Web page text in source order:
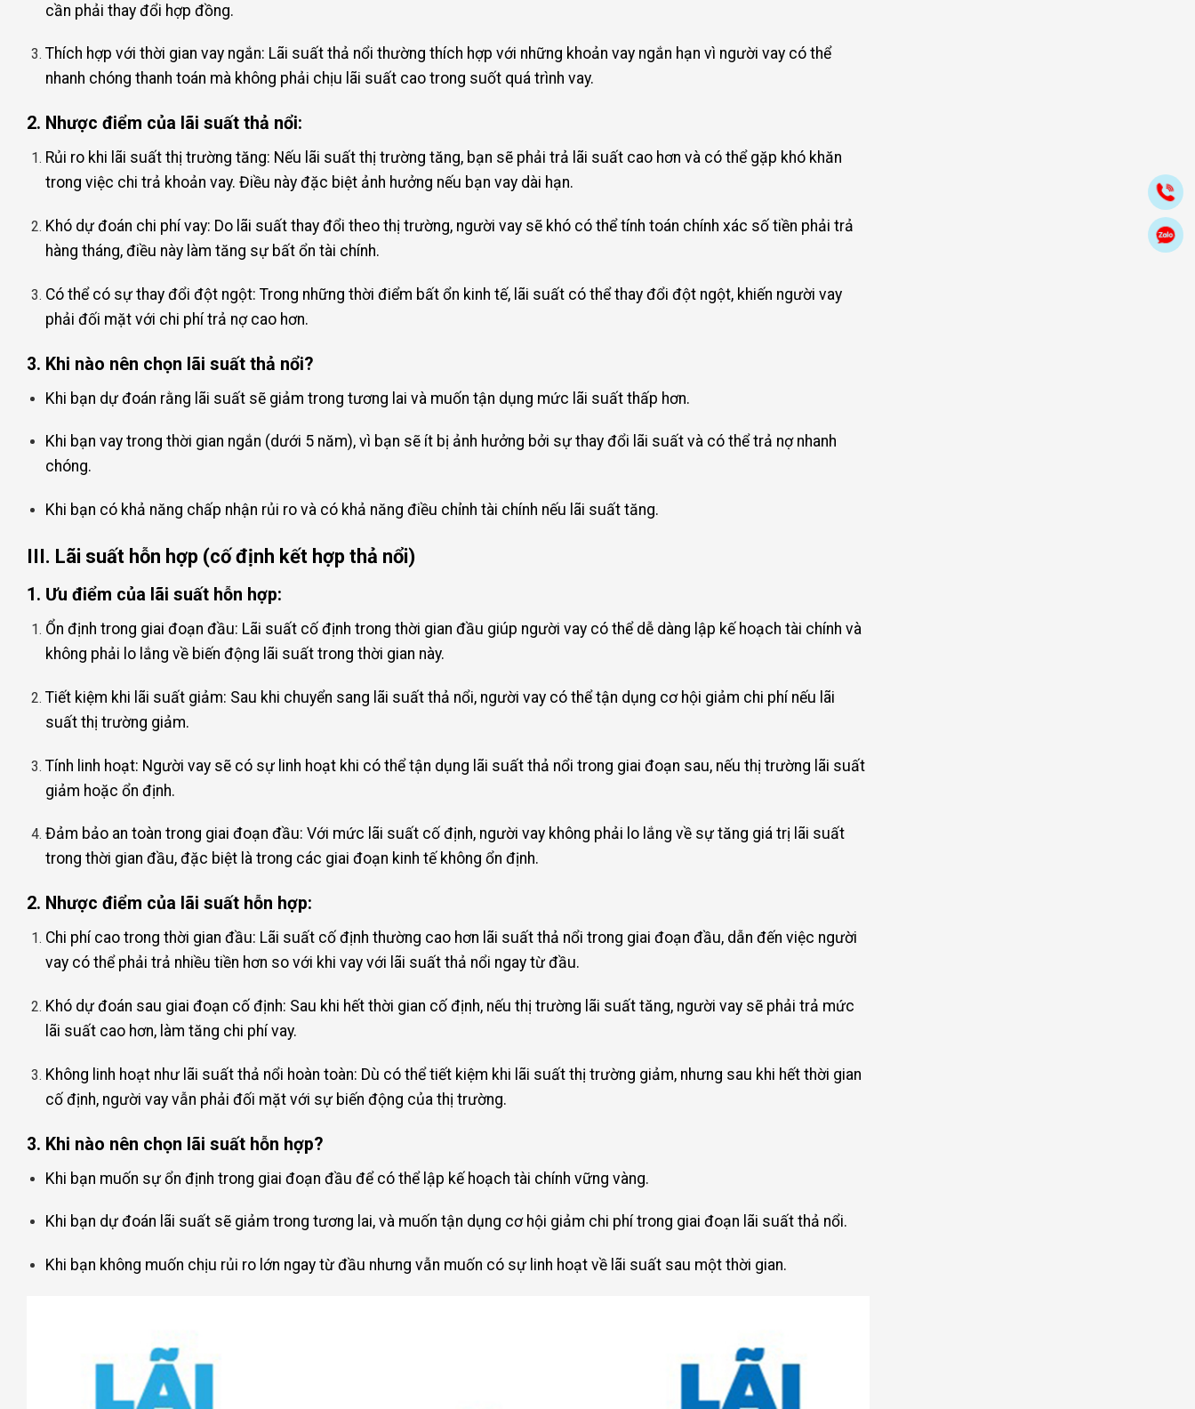
cần phải thay đổi hợp đồng.
Thích hợp với thời gian vay ngắn: Lãi suất thả nổi thường thích hợp với những khoản vay ngắn hạn vì người vay có thể
nhanh chóng thanh toán mà không phải chịu lãi suất cao trong suốt quá trình vay.
2. Nhược điểm của lãi suất thả nổi:
Rủi ro khi lãi suất thị trường tăng: Nếu lãi suất thị trường tăng, bạn sẽ phải trả lãi suất cao hơn và có thể gặp khó khăn
trong việc chi trả khoản vay. Điều này đặc biệt ảnh hưởng nếu bạn vay dài hạn.
Khó dự đoán chi phí vay: Do lãi suất thay đổi theo thị trường, người vay sẽ khó có thể tính toán chính xác số tiền phải trả
hàng tháng, điều này làm tăng sự bất ổn tài chính.
Có thể có sự thay đổi đột ngột: Trong những thời điểm bất ổn kinh tế, lãi suất có thể thay đổi đột ngột, khiến người vay
phải đối mặt với chi phí trả nợ cao hơn.
3. Khi nào nên chọn lãi suất thả nổi?
Khi bạn dự đoán rằng lãi suất sẽ giảm trong tương lai và muốn tận dụng mức lãi suất thấp hơn.
Khi bạn vay trong thời gian ngắn (dưới 5 năm), vì bạn sẽ ít bị ảnh hưởng bởi sự thay đổi lãi suất và có thể trả nợ nhanh
chóng.
Khi bạn có khả năng chấp nhận rủi ro và có khả năng điều chỉnh tài chính nếu lãi suất tăng.
III. Lãi suất hỗn hợp (cố định kết hợp thả nổi)
1. Ưu điểm của lãi suất hỗn hợp:
Ổn định trong giai đoạn đầu: Lãi suất cố định trong thời gian đầu giúp người vay có thể dễ dàng lập kế hoạch tài chính và
không phải lo lắng về biến động lãi suất trong thời gian này.
Tiết kiệm khi lãi suất giảm: Sau khi chuyển sang lãi suất thả nổi, người vay có thể tận dụng cơ hội giảm chi phí nếu lãi
suất thị trường giảm.
Tính linh hoạt: Người vay sẽ có sự linh hoạt khi có thể tận dụng lãi suất thả nổi trong giai đoạn sau, nếu thị trường lãi suất
giảm hoặc ổn định.
Đảm bảo an toàn trong giai đoạn đầu: Với mức lãi suất cố định, người vay không phải lo lắng về sự tăng giá trị lãi suất
trong thời gian đầu, đặc biệt là trong các giai đoạn kinh tế không ổn định.
2. Nhược điểm của lãi suất hỗn hợp:
Chi phí cao trong thời gian đầu: Lãi suất cố định thường cao hơn lãi suất thả nổi trong giai đoạn đầu, dẫn đến việc người
vay có thể phải trả nhiều tiền hơn so với khi vay với lãi suất thả nổi ngay từ đầu.
Khó dự đoán sau giai đoạn cố định: Sau khi hết thời gian cố định, nếu thị trường lãi suất tăng, người vay sẽ phải trả mức
lãi suất cao hơn, làm tăng chi phí vay.
Không linh hoạt như lãi suất thả nổi hoàn toàn: Dù có thể tiết kiệm khi lãi suất thị trường giảm, nhưng sau khi hết thời gian
cố định, người vay vẫn phải đối mặt với sự biến động của thị trường.
3. Khi nào nên chọn lãi suất hỗn hợp?
Khi bạn muốn sự ổn định trong giai đoạn đầu để có thể lập kế hoạch tài chính vững vàng.
Khi bạn dự đoán lãi suất sẽ giảm trong tương lai, và muốn tận dụng cơ hội giảm chi phí trong giai đoạn lãi suất thả nổi.
Khi bạn không muốn chịu rủi ro lớn ngay từ đầu nhưng vẫn muốn có sự linh hoạt về lãi suất sau một thời gian.